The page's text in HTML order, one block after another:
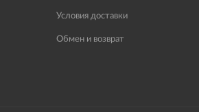
Условия доставки
Обмен и возврат